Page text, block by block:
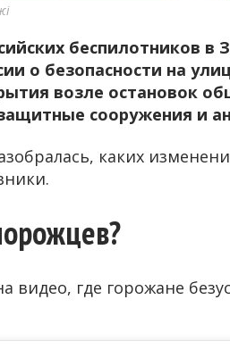
беспилотников в
о безопасности на
возле остановок
сооружения и
каких
видео, где горожане